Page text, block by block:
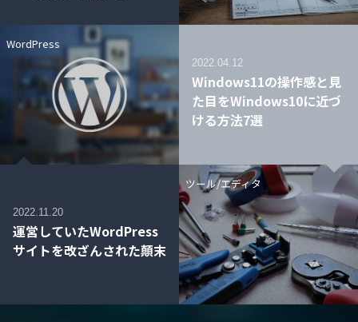
WordPress
2022.11.20
運営していたWordPress
サイトを改ざんされた顛末
ツール/エディタ
2022.04.12
Windows11の操作感と見
た目をWindows10に近づ
ける方法7選